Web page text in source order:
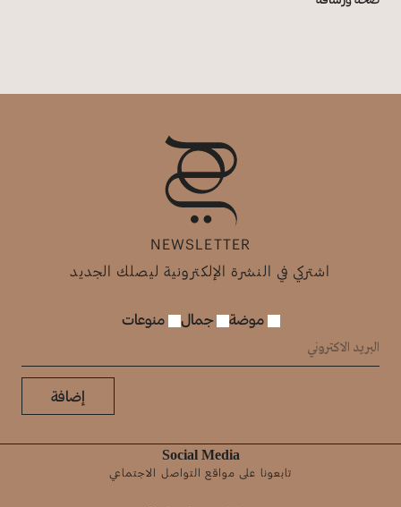
NEWSLETTER
اشتركي في النشرة الإلكترونية ليصلك الجديد
موضة جمال منوعات
إضافة
Social Media
تابعونا على مواقع التواصل الاجتماعي